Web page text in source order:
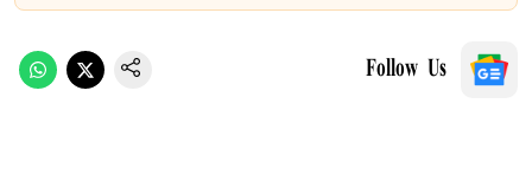
Follow Us